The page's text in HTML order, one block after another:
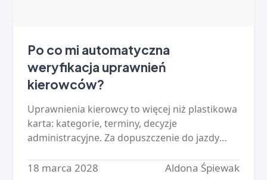
Po co mi automatyczna
weryfikacja uprawnień
kierowców?
Uprawnienia kierowcy to więcej niż plastikowa
karta: kategorie, terminy, decyzje
administracyjne. Za dopuszczenie do jazdy
kierownictwo - a ręczna kontrola floty się…
18 marca 2028 Aldona Śpiewak